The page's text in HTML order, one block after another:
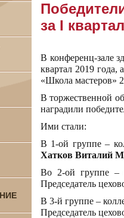
за I
В конференц-зале
квартал 2019
«Школа мастеров»
В торжественной
наградили
Ими стали:
В 1-ой группе –
Хатков Виталий
Во 2-ой группе –
Председатель
В 3-й группе –
Председатель